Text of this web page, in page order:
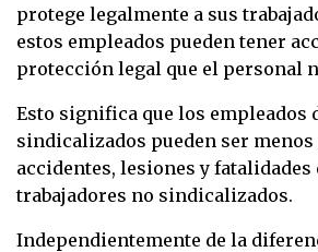
protege legalmente a sus
estos empleados pueden tener
protección legal que el personal
Esto significa que los empleados
sindicalizados pueden ser
accidentes, lesiones y fatalidades
trabajadores no sindicalizados.
Independientemente de la